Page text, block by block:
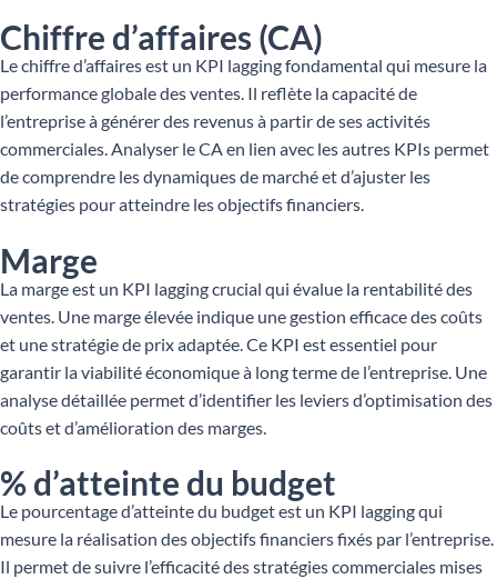
Chiffre d’affaires (CA)
Le chiffre d’affaires est un KPI lagging fondamental qui mesure la
performance globale des ventes. Il reflète la capacité de
l’entreprise à générer des revenus à partir de ses activités
commerciales. Analyser le CA en lien avec les autres KPIs permet
de comprendre les dynamiques de marché et d’ajuster les
stratégies pour atteindre les objectifs financiers.
Marge
La marge est un KPI lagging crucial qui évalue la rentabilité des
ventes. Une marge élevée indique une gestion efficace des coûts
et une stratégie de prix adaptée. Ce KPI est essentiel pour
garantir la viabilité économique à long terme de l’entreprise. Une
analyse détaillée permet d’identifier les leviers d’optimisation des
coûts et d’amélioration des marges.
% d’atteinte du budget
Le pourcentage d’atteinte du budget est un KPI lagging qui
mesure la réalisation des objectifs financiers fixés par l’entreprise.
Il permet de suivre l’efficacité des stratégies commerciales mises